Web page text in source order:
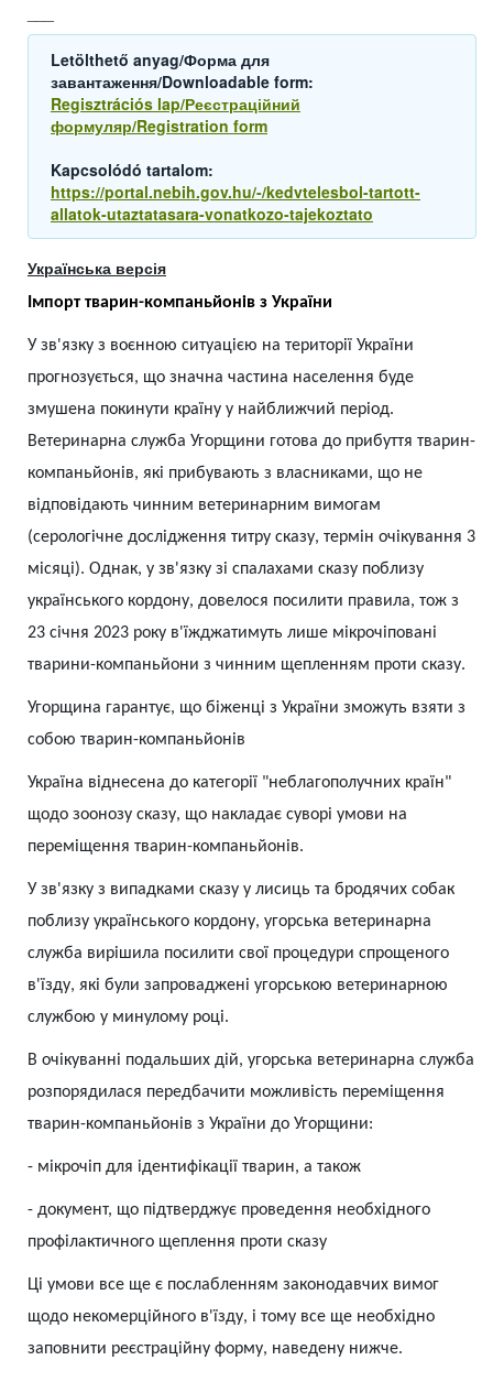
Letölthető anyag/Форма для
завантаження/Downloadable form:
Regisztrációs lap/Реєстраційний
формуляр/Registration form
Kapcsolódó tartalom:
https://portal.nebih.gov.hu/-/kedvtelesbol-tartott-
allatok-utaztatasara-vonatkozo-tajekoztato
Українська версія
Імпорт тварин-компаньйонів з України
У зв'язку з воєнною ситуацією на території України
прогнозується, що значна частина населення буде
змушена покинути країну у найближчий період.
Ветеринарна служба Угорщини готова до прибуття тварин-
компаньйонів, які прибувають з власниками, що не
відповідають чинним ветеринарним вимогам
(серологічне дослідження титру сказу, термін очікування 3
місяці). Однак, у зв'язку зі спалахами сказу поблизу
українського кордону, довелося посилити правила, тож з
23 січня 2023 року в'їжджатимуть лише мікрочіповані
тварини-компаньйони з чинним щепленням проти сказу.
Угорщина гарантує, що біженці з України зможуть взяти з
собою тварин-компаньйонів
Україна віднесена до категорії "неблагополучних країн"
щодо зоонозу сказу, що накладає суворі умови на
переміщення тварин-компаньйонів.
У зв'язку з випадками сказу у лисиць та бродячих собак
поблизу українського кордону, угорська ветеринарна
служба вирішила посилити свої процедури спрощеного
в'їзду, які були запроваджені угорською ветеринарною
службою у минулому році.
В очікуванні подальших дій, угорська ветеринарна служба
розпорядилася передбачити можливість переміщення
тварин-компаньйонів з України до Угорщини:
- мікрочіп для ідентифікації тварин, а також
- документ, що підтверджує проведення необхідного
профілактичного щеплення проти сказу
Ці умови все ще є послабленням законодавчих вимог
щодо некомерційного в'їзду, і тому все ще необхідно
заповнити реєстраційну форму, наведену нижче.